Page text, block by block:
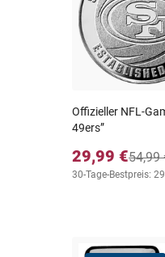
Offizieller NFL-
49ers”
29,99 €54,99
30-Tage-Bestpreis: